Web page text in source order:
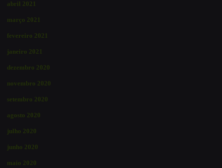
abril 2021
março 2021
fevereiro 2021
janeiro 2021
dezembro 2020
novembro 2020
setembro 2020
agosto 2020
julho 2020
junho 2020
maio 2020